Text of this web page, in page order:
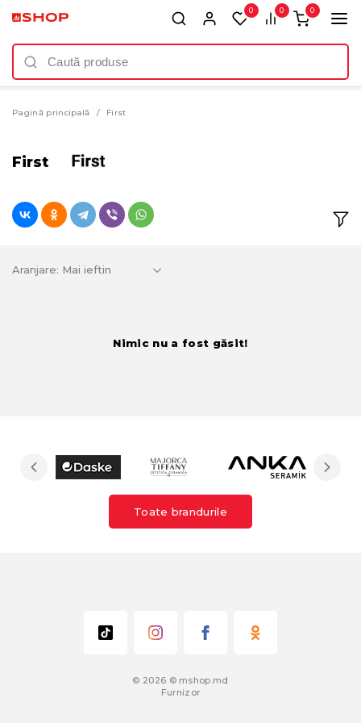
0 0 0
Pagină principală First
First
Aranjare:
Nimic nu a fost găsit!
Toate brandurile
© 2026 © mshop.md
Furnizor